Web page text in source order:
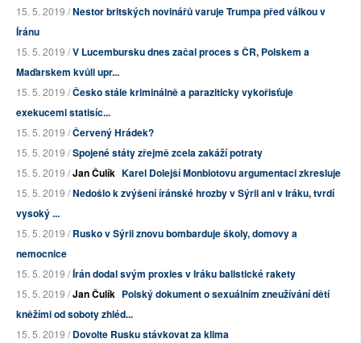
15. 5. 2019 /Nestor britských novinářů varuje Trumpa před válkou v
Íránu
15. 5. 2019 /V Lucembursku dnes začal proces s ČR, Polskem a
Maďarskem kvůli upr...
15. 5. 2019 /Česko stále kriminálně a paraziticky vykořisťuje
exekucemi statisíc...
15. 5. 2019 /Červený Hrádek?
15. 5. 2019 /Spojené státy zřejmě zcela zakáží potraty
15. 5. 2019 /Jan Čulík Karel Dolejší Monbiotovu argumentaci zkresluje
15. 5. 2019 /Nedošlo k zvýšení íránské hrozby v Sýrii ani v Iráku, tvrdí
vysoký ...
15. 5. 2019 /Rusko v Sýrii znovu bombarduje školy, domovy a
nemocnice
15. 5. 2019 /Írán dodal svým proxies v Iráku balistické rakety
15. 5. 2019 /Jan Čulík Polský dokument o sexuálním zneužívání dětí
kněžími od soboty zhléd...
15. 5. 2019 /Dovolte Rusku stávkovat za klima